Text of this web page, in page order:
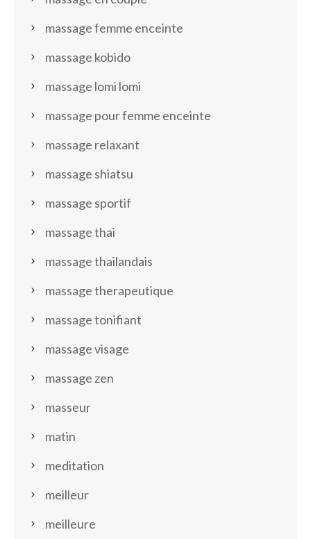
massage femme enceinte
massage kobido
massage lomi lomi
massage pour femme enceinte
massage relaxant
massage shiatsu
massage sportif
massage thai
massage thailandais
massage therapeutique
massage tonifiant
massage visage
massage zen
masseur
matin
meditation
meilleur
meilleure